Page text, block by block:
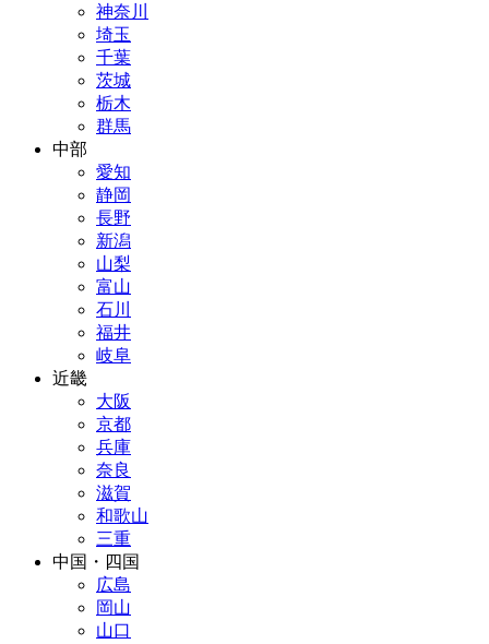
神奈川
埼玉
千葉
茨城
栃木
群馬
中部
愛知
静岡
長野
新潟
山梨
富山
石川
福井
岐阜
近畿
大阪
京都
兵庫
奈良
滋賀
和歌山
三重
中国・四国
広島
岡山
山口